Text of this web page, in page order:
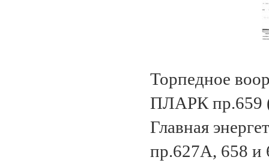
Торпедное
ПЛАРК пр.659
Главная
пр.627А, 658 и